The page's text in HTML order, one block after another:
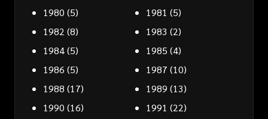
1980 (5) 1981 (5)
1982 (8) 1983 (2)
1984(5) 1985 (4)
1986 (5) 1987 (10)
1988 (17) 1989 (13)
1990 (16) 1991 (22)